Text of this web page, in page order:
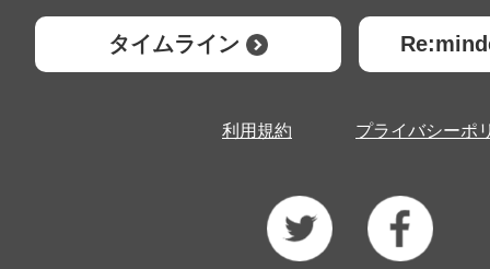
タイムライン
利用規約 プライバシーポ